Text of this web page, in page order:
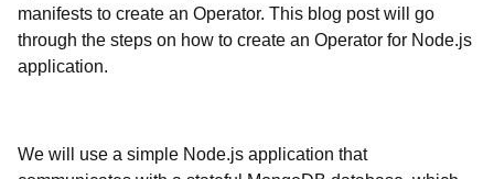
manifests to create an Operator. This blog post will go
through the steps on how to create an Operator for Node.js
application.
We will use a simple Node.js application that